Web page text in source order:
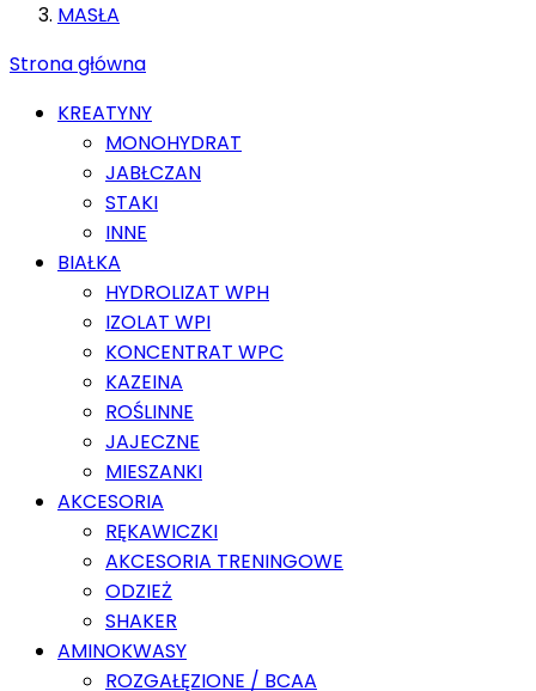
MASŁA
Strona główna
KREATYNY
MONOHYDRAT
JABŁCZAN
STAKI
INNE
BIAŁKA
HYDROLIZAT WPH
IZOLAT WPI
KONCENTRAT WPC
KAZEINA
ROŚLINNE
JAJECZNE
MIESZANKI
AKCESORIA
RĘKAWICZKI
AKCESORIA TRENINGOWE
ODZIEŻ
SHAKER
AMINOKWASY
ROZGAŁĘZIONE / BCAA